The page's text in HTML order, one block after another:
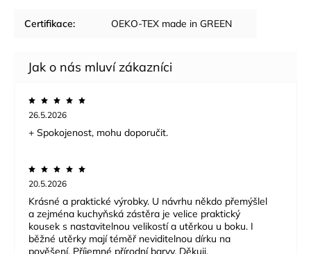
Certifikace: OEKO-TEX made in GREEN
26.5.2026
+ Spokojenost, mohu doporučit.
20.5.2026
Krásné a praktické výrobky. U návrhu někdo přemýšlel
a zejména kuchyňská zástěra je velice praktický
kousek s nastavitelnou velikostí a utěrkou u boku. I
běžné utěrky mají téměř neviditelnou dírku na
pověšení. Příjemné přírodní barvy. Děkuji.